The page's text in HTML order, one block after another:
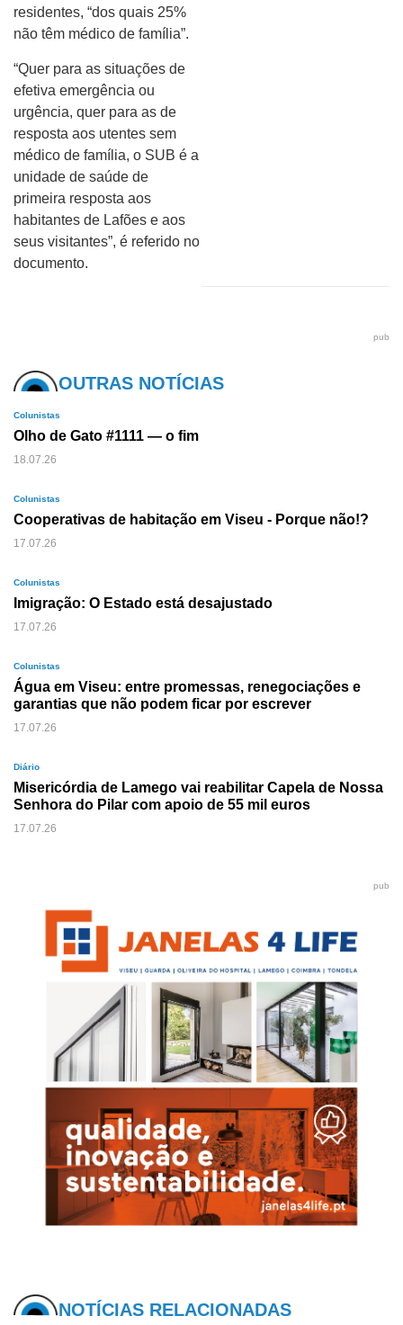
residentes, “dos quais 25%
não têm médico de família”.
“Quer para as situações de
efetiva emergência ou
urgência, quer para as de
resposta aos utentes sem
médico de família, o SUB é a
unidade de saúde de
primeira resposta aos
habitantes de Lafões e aos
seus visitantes”, é referido no
documento.
pub
OUTRAS NOTÍCIAS
Colunistas
Olho de Gato #1111 — o fim
18.07.26
Colunistas
Cooperativas de habitação em Viseu - Porque não!?
17.07.26
Colunistas
Imigração: O Estado está desajustado
17.07.26
Colunistas
Água em Viseu: entre promessas, renegociações e
garantias que não podem ficar por escrever
17.07.26
Diário
Misericórdia de Lamego vai reabilitar Capela de Nossa
Senhora do Pilar com apoio de 55 mil euros
17.07.26
pub
NOTÍCIAS RELACIONADAS